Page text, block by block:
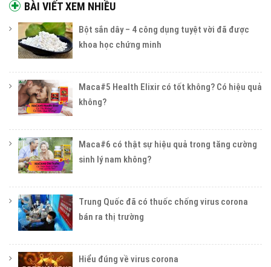
BÀI VIẾT XEM NHIỀU
Bột sắn dây – 4 công dụng tuyệt vời đã được
khoa học chứng minh
Maca#5 Health Elixir có tốt không? Có hiệu quả
không?
Maca#6 có thật sự hiệu quả trong tăng cường
sinh lý nam không?
Trung Quốc đã có thuốc chống virus corona
bán ra thị trường
Hiểu đúng về virus corona